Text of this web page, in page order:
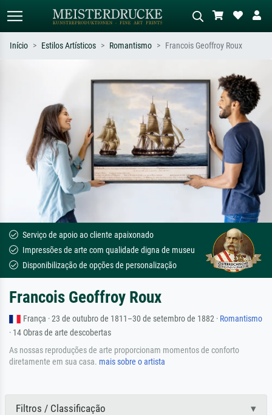
ex: Monet, Noite Estrelada,
impressionismo, onda de Hokusai, nu.
Descreva a cena – ex: prado verde,
abstrato com muito vermelho, pintura
a óleo escura, nu em pé ao lado de
uma árvore.
Início Estilos Artísticos Romantismo Francois Geoffroy Roux
Serviço de apoio ao cliente apaixonado
Impressões de arte com qualidade digna de museu
Disponibilização de opções de personalização
Francois Geoffroy Roux
França · 23 de outubro de 1811–30 de setembro de 1882 · Romantismo
· 14 Obras de arte descobertas
As nossas reproduções de arte proporcionam momentos de conforto
diretamente em sua casa. mais sobre o artista
Filtros / Classificação